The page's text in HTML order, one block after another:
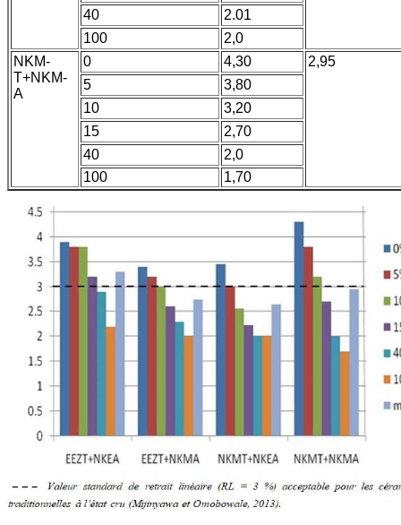
40
2.01
100
2,0
NKM-
T+NKM-
A
0 4,30
2,95
5
3,80
10
3,20
15
2,70
40
2,0
100
1,70